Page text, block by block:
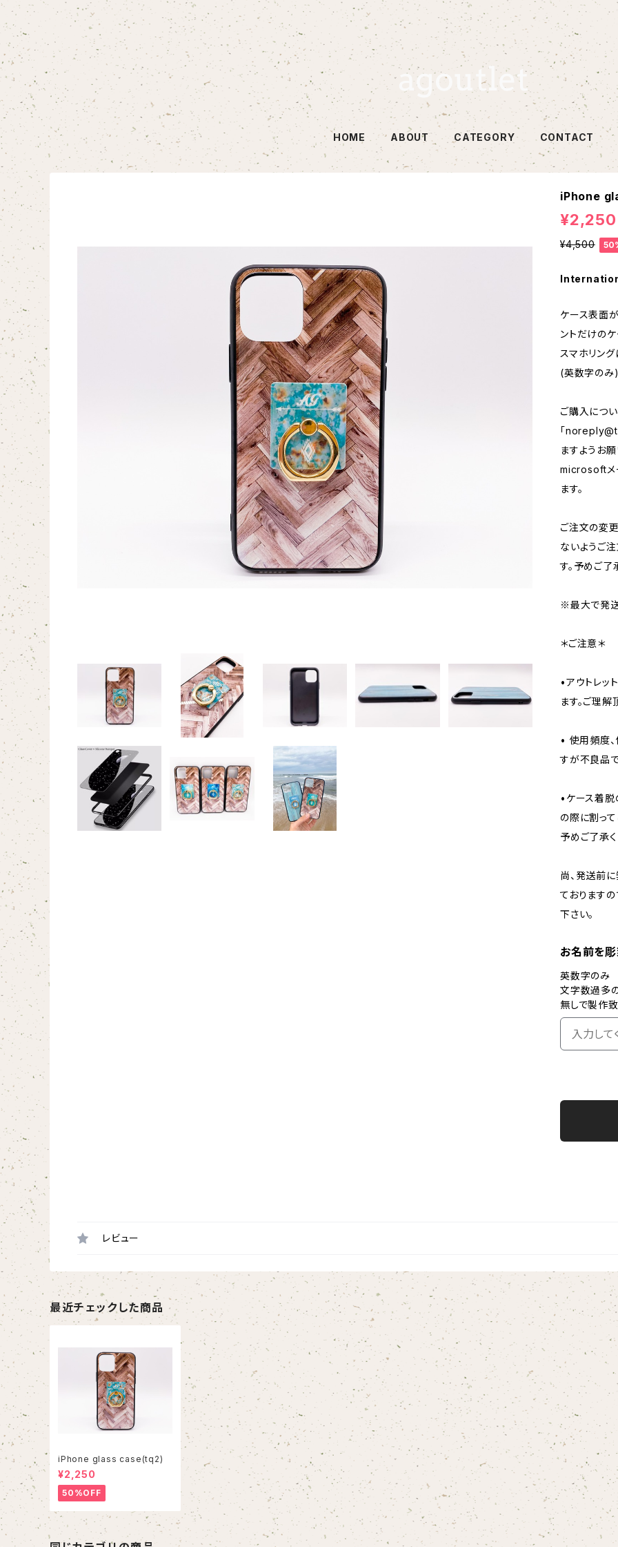
HOME ABOUT CATEGORY CONTACT
iPhone
¥2,250
¥4,500
ケース表面
ントだけの
スマホリン
(英数字のみ
ご購入につ
「
ますようお
microsoftメ
ます。
ご注文の変
ないようご
す。予めご了
※最大で発
＊ご注意＊
•アウトレッ
ます。ご理
• 使用頻度
すが不良品
•ケース着脱
の際に割っ
予めご了承
尚、発送前
ております
下さい。
お名前を
英数字のみ
文字数過多
無しで製作
レビュー
最近チェックした商品
iPhone glass case(tq2)
¥2,250
50%OFF